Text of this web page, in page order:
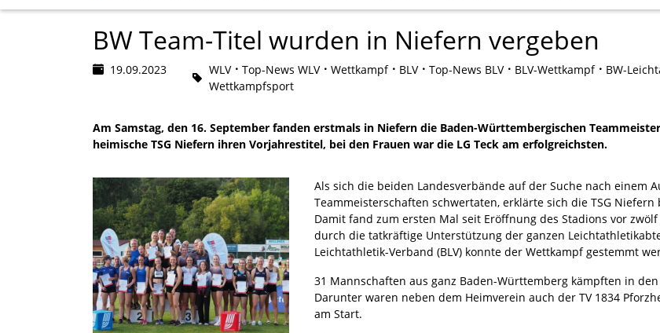
BW Team-Titel wurden in Niefern vergeben
19.09.2023 WLV Top-News WLV Wettkampf BLV Top-News BLV BLV-Wettkampf BW-
Wettkampfsport
Am Samstag, den 16. September fanden erstmals in Niefern die Baden-Württembergischen
heimische TSG Niefern ihren Vorjahrestitel, bei den Frauen war die LG Teck am erfolgreichsten.
Als sich die beiden Landesverbände auf der Suche nach einem
Teammeisterschaften schwertaten, erklärte sich die TSG
Damit fand zum ersten Mal seit Eröffnung des Stadions vor
durch die tatkräftige Unterstützung der ganzen
Leichtathletik-Verband (BLV) konnte der Wettkampf gestemmt
31 Mannschaften aus ganz Baden-Württemberg kämpften in
Darunter waren neben dem Heimverein auch der TV 1834
am Start.